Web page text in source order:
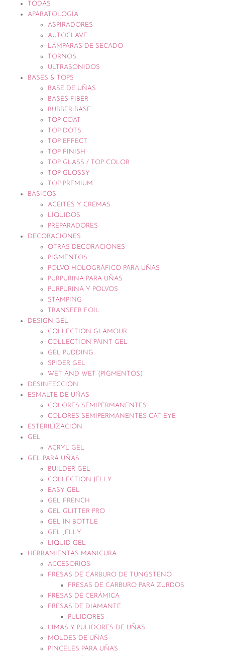
TODAS
APARATOLOGÍA
ASPIRADORES
AUTOCLAVE
LÁMPARAS DE SECADO
TORNOS
ULTRASONIDOS
BASES & TOPS
BASE DE UÑAS
BASES FIBER
RUBBER BASE
TOP COAT
TOP DOTS
TOP EFFECT
TOP FINISH
TOP GLASS / TOP COLOR
TOP GLOSSY
TOP PREMIUM
BÁSICOS
ACEITES Y CREMAS
LÍQUIDOS
PREPARADORES
DECORACIONES
OTRAS DECORACIONES
PIGMENTOS
POLVO HOLOGRÁFICO PARA UÑAS
PURPURINA PARA UÑAS
PURPURINA Y POLVOS
STAMPING
TRANSFER FOIL
DESIGN GEL
COLLECTION GLAMOUR
COLLECTION PAINT GEL
GEL PUDDING
SPIDER GEL
WET AND WET (PIGMENTOS)
DESINFECCIÓN
ESMALTE DE UÑAS
COLORES SEMIPERMANENTES
COLORES SEMIPERMANENTES CAT EYE
ESTERILIZACIÓN
GEL
ACRYL GEL
GEL PARA UÑAS
BUILDER GEL
COLLECTION JELLY
EASY GEL
GEL FRENCH
GEL GLITTER PRO
GEL IN BOTTLE
GEL JELLY
LIQUID GEL
HERRAMIENTAS MANICURA
ACCESORIOS
FRESAS DE CARBURO DE TUNGSTENO
FRESAS DE CARBURO PARA ZURDOS
FRESAS DE CERÁMICA
FRESAS DE DIAMANTE
PULIDORES
LIMAS Y PULIDORES DE UÑAS
MOLDES DE UÑAS
PINCELES PARA UÑAS